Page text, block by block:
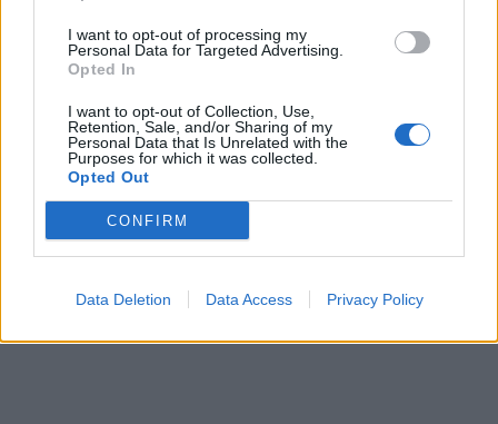
I want to opt-out of processing my
Personal Data for Targeted Advertising.
Opted In
I want to opt-out of Collection, Use,
Retention, Sale, and/or Sharing of my
Personal Data that Is Unrelated with the
Purposes for which it was collected.
Opted Out
CONFIRM
Data Deletion Data Access Privacy Policy